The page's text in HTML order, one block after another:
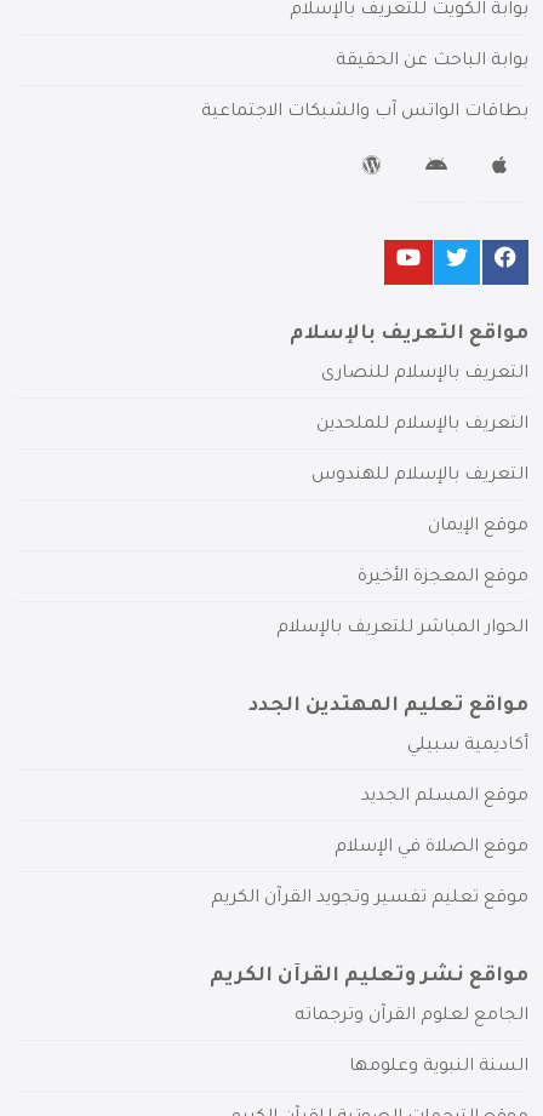
بوابة الكويت للتعريف بالإسلام
بوابة الباحث عن الحقيقة
بطاقات الواتس آب والشبكات الاجتماعية
مواقع التعريف بالإسلام
التعريف بالإسلام للنصارى
التعريف بالإسلام للملحدين
التعريف بالإسلام للهندوس
موقع الإيمان
موقع المعجزة الأخيرة
الحوار المباشر للتعريف بالإسلام
مواقع تعليم المهتدين الجدد
أكاديمية سبيلي
موقع المسلم الجديد
موقع الصلاة في الإسلام
موقع تعليم تفسير وتجويد القرآن الكريم
مواقع نشر وتعليم القرآن الكريم
الجامع لعلوم القرآن وترجماته
السنة النبوية وعلومها